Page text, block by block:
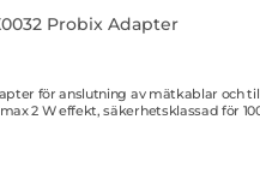
Probix Adapter
för anslutning av mätkablar och
2 W effekt, säkerhetsklassad för